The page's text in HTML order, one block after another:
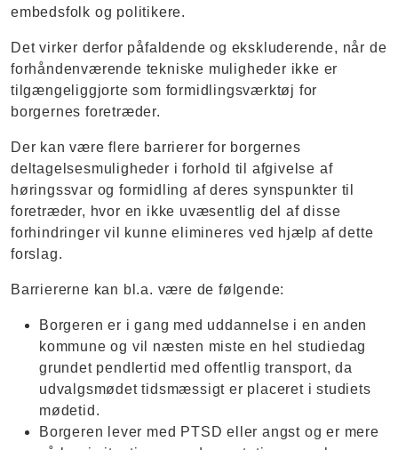
embedsfolk og politikere.
Det virker derfor påfaldende og ekskluderende, når de
forhåndenværende tekniske muligheder ikke er
tilgængeliggjorte som formidlingsværktøj for
borgernes foretræder.
Der kan være flere barrierer for borgernes
deltagelsesmuligheder i forhold til afgivelse af
høringssvar og formidling af deres synspunkter til
foretræder, hvor en ikke uvæsentlig del af disse
forhindringer vil kunne elimineres ved hjælp af dette
forslag.
Barriererne kan bl.a. være de følgende:
Borgeren er i gang med uddannelse i en anden
kommune og vil næsten miste en hel studiedag
grundet pendlertid med offentlig transport, da
udvalgsmødet tidsmæssigt er placeret i studiets
mødetid.
Borgeren lever med PTSD eller angst og er mere